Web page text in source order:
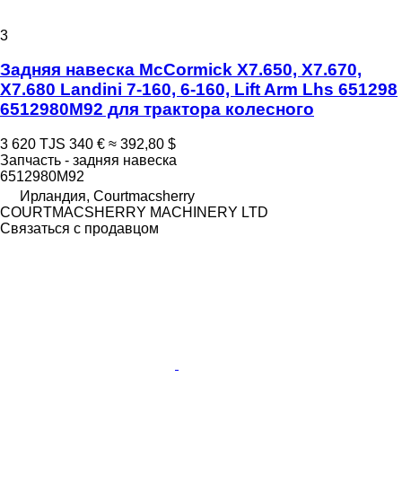
3
Задняя навеска McCormick X7.650, X7.670,
X7.680 Landini 7-160, 6-160, Lift Arm Lhs 651298
6512980M92 для трактора колесного
3 620 TJS 340 € ≈ 392,80 $
Запчасть - задняя навеска
6512980M92
Ирландия, Courtmacsherry
COURTMACSHERRY MACHINERY LTD
Связаться с продавцом